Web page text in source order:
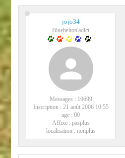
jojo34
Bluebelton'adict
Messages : 10699
Inscription : 21 août 2006 10:55
age : 00
Affixe : pasplus
localisation : nonplus